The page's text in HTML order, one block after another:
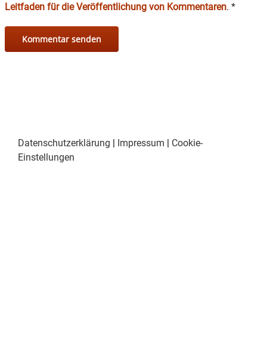
Leitfaden für die Veröffentlichung von Kommentaren. *
Datenschutzerklärung | Impressum | Cookie-
Einstellungen